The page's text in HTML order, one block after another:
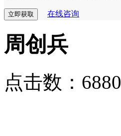
在线咨询
周创兵
点击数：6880